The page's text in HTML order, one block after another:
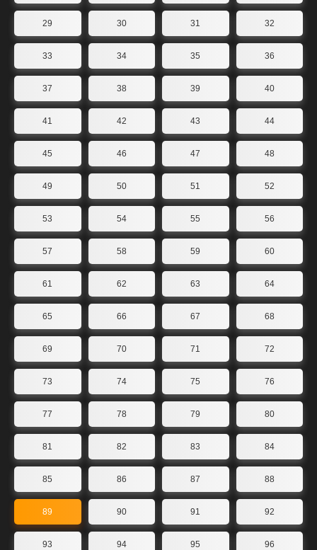
29 30 31 32
33 34 35 36
37 38 39 40
41 42 43 44
45 46 47 48
49 50 51 52
53 54 55 56
57 58 59 60
61 62 63 64
65 66 67 68
69 70 71 72
73 74 75 76
77 78 79 80
81 82 83 84
85 86 87 88
89 90 91 92
93 94 95 96